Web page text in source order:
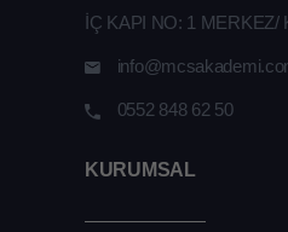
İÇ KAPI NO: 1 MERKEZ/
0552 848 62 50
KURUMSAL